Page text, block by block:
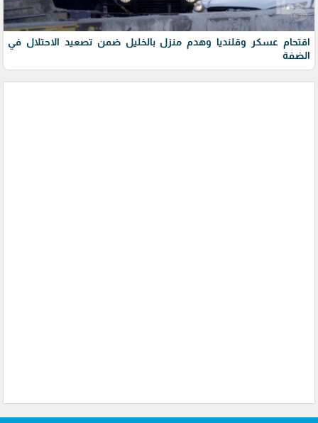
اقتحام عسكر وقلنديا وهدم منزل بالخليل ضمن تصعيد الاحتلال في
الضفة